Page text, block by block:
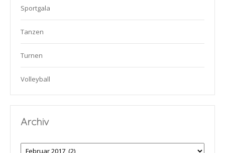
Sportgala
Tanzen
Turnen
Volleyball
Archiv
Archiv